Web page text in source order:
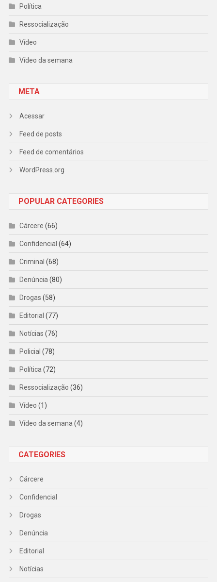
Política
Ressocialização
Vídeo
Vídeo da semana
META
Acessar
Feed de posts
Feed de comentários
WordPress.org
POPULAR CATEGORIES
Cárcere (66)
Confidencial (64)
Criminal (68)
Denúncia (80)
Drogas (58)
Editorial (77)
Notícias (76)
Policial (78)
Política (72)
Ressocialização (36)
Vídeo (1)
Vídeo da semana (4)
CATEGORIES
Cárcere
Confidencial
Drogas
Denúncia
Editorial
Notícias